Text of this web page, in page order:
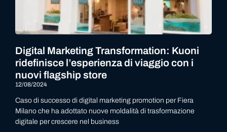
Digital Marketing Transformation: Kuoni
ridefinisce l’esperienza di viaggio con i
nuovi flagship store
12/08/2024
Caso di successo di digital marketing promotion per Fiera
Milano che ha adottato nuove moldalità di trasformazione
digitale per crescere nel business